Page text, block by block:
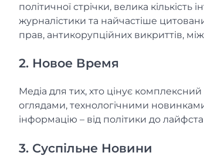
політичної стрічки, велика
журналістики та найчастіше
прав, антикорупційних викриттів,
2. Новое Время
Медіа для тих, хто цінує
оглядами, технологічними
інформацію – від політики до
3. Суспільне Новини